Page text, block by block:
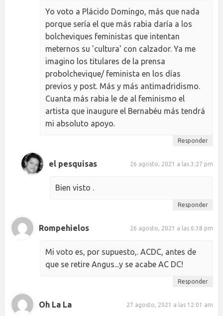
Yo voto a Plácido Domingo, más que nada
porque sería el que más rabia daría a los
bolcheviques feministas que intentan
meternos su 'cultura' con calzador. Ya me
imagino los titulares de la prensa
probolchevique/ feminista en los días
previos y post. Más y más antimadridismo.
Cuanta más rabia le de al feminismo el
artista que inaugure el Bernabéu más tendrá
mi absoluto apoyo.
Responder
el pesquisas 26 agosto, 2021 a las 3:27 pm
Bien visto .
Responder
Rompehielos 26 agosto, 2021 a las 6:38 pm
Mi voto es, por supuesto,. ACDC, antes de
que se retire Angus...y se acabe AC DC!
Responder
Oh La La 27 agosto, 2021 a las 12:01 am